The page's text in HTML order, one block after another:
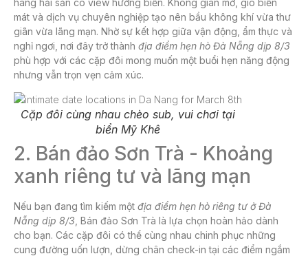
hàng hải sản có view hướng biển. Không gian mở, gió biển
mát và dịch vụ chuyên nghiệp tạo nên bầu không khí vừa thư
giãn vừa lãng mạn. Nhờ sự kết hợp giữa vận động, ẩm thực và
nghỉ ngơi, nơi đây trở thành địa điểm hẹn hò Đà Nẵng dịp 8/3
phù hợp với các cặp đôi mong muốn một buổi hẹn năng động
nhưng vẫn trọn vẹn cảm xúc.
Cặp đôi cùng nhau chèo sub, vui chơi tại
biển Mỹ Khê
2. Bán đảo Sơn Trà - Khoảng
xanh riêng tư và lãng mạn
Nếu bạn đang tìm kiếm một địa điểm hẹn hò riêng tư ở Đà
Nẵng dịp 8/3 , Bán đảo Sơn Trà là lựa chọn hoàn hảo dành
cho bạn. Các cặp đôi có thể cùng nhau chinh phục những
cung đường uốn lượn, dừng chân check-in tại các điểm ngắm